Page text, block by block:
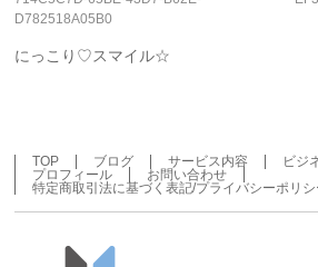
D782518A05B0
にっこり♡スマイル☆
TOP ブログ サービス内容
ビジ
プロフィール
お問い合わせ
特定商取引法に基づく表記/プライバシーポリシ